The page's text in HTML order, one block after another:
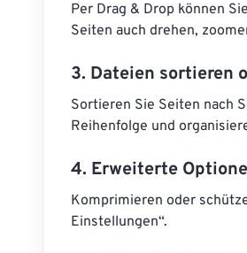
Per Drag & Drop können
Seiten auch drehen,
3. Dateien sortieren
Sortieren Sie Seiten nach
Reihenfolge und
4. Erweiterte
Komprimieren oder
Einstellungen“.